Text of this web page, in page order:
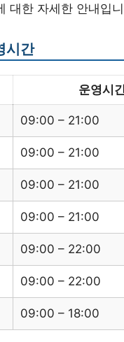
대한 자세한 안내입
시간
운영시
09:00 – 21:00
09:00 – 21:00
09:00 – 21:00
09:00 – 21:00
09:00 – 22:00
09:00 – 22:00
09:00 – 18:00